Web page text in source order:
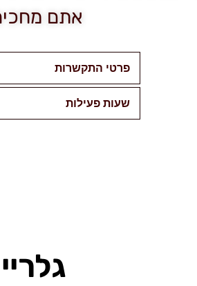
אתם
פרטי התקשרות
שעות פעילות